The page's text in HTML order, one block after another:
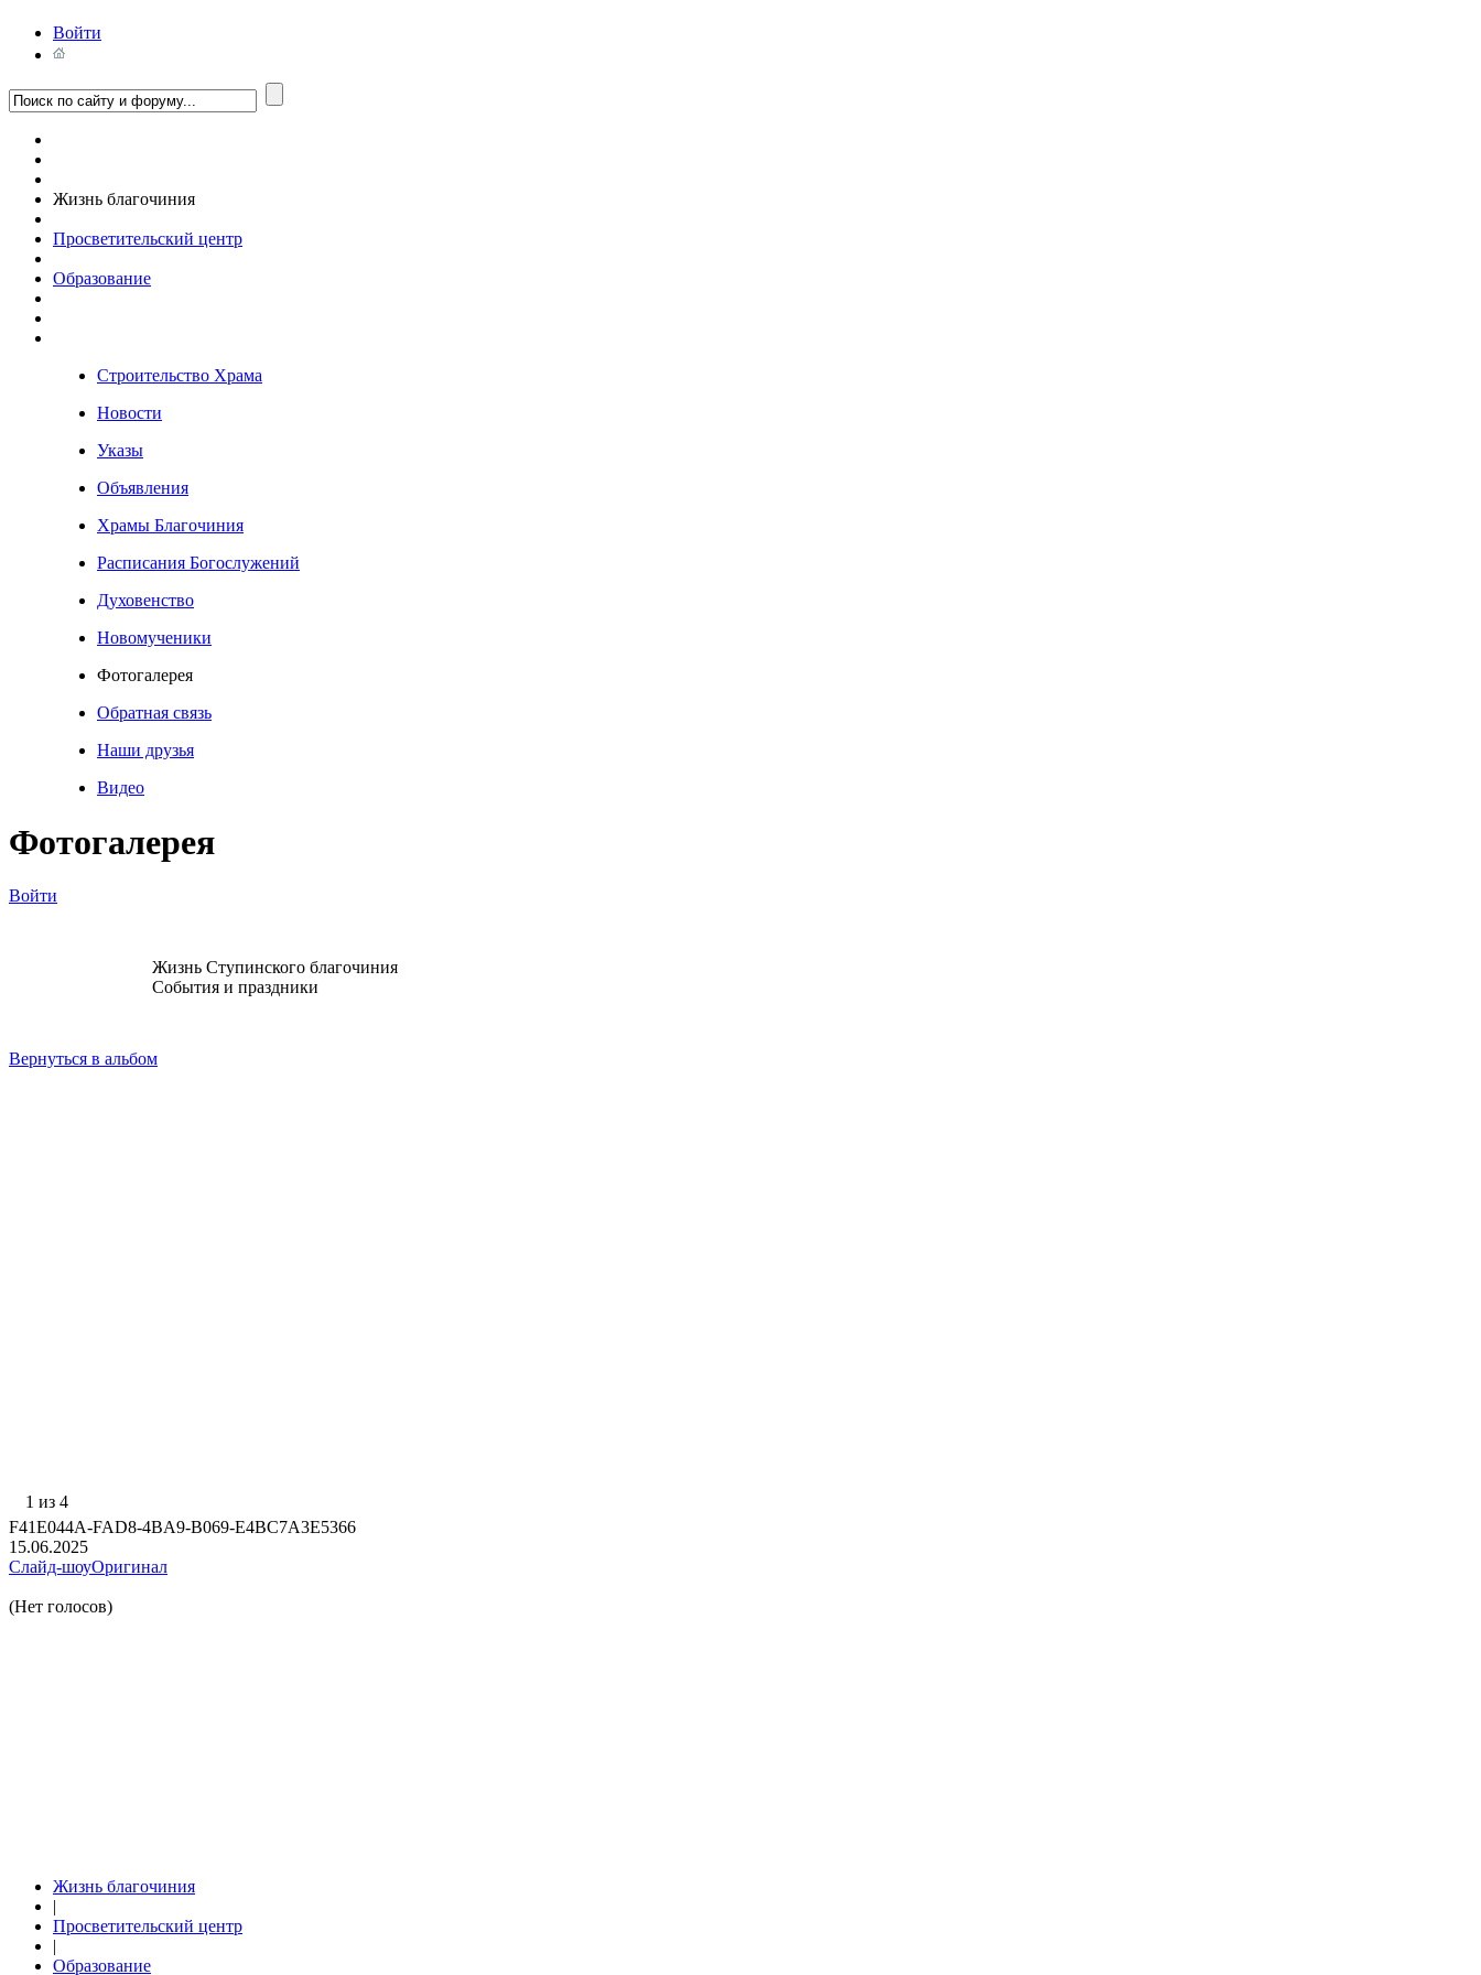
Войти
Жизнь благочиния
Просветительский центр
Образование
Строительство Храма
Новости
Указы
Объявления
Храмы Благочиния
Расписания Богослужений
Духовенство
Новомученики
Фотогалерея
Обратная связь
Наши друзья
Видео
Фотогалерея
Войти
Жизнь Ступинского благочиния
События и праздники
Вернуться в альбом
1 из 4
F41E044A-FAD8-4BA9-B069-E4BC7A3E5366
15.06.2025
Слайд-шоуОригинал
(Нет голосов)
Жизнь благочиния
|
Просветительский центр
|
Образование